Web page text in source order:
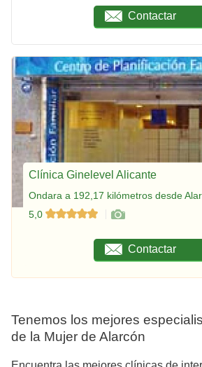
Contactar
Clínica Ginelevel Alicante
Ondara a 192,17 kilómetros desde
5,0
Contactar
Tenemos los mejores
de la Mujer de Alarcón